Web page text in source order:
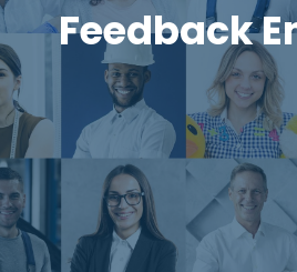
Feedback